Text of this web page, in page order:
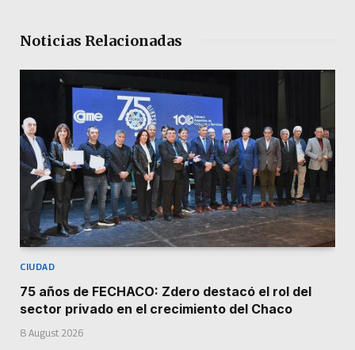
Noticias Relacionadas
CIUDAD
75 años de FECHACO: Zdero destacó el rol del
sector privado en el crecimiento del Chaco
8 August 2026